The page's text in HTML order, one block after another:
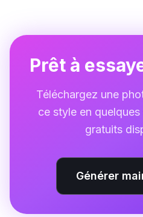
Prêt à
Téléchargez une
ce style en
gratuits
Générer